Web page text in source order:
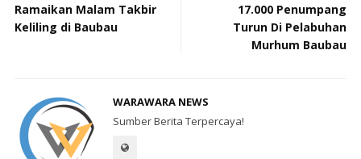
Ramaikan Malam Takbir
Keliling di Baubau
17.000 Penumpang
Turun Di Pelabuhan
Murhum Baubau
WARAWARA NEWS
Sumber Berita Terpercaya!